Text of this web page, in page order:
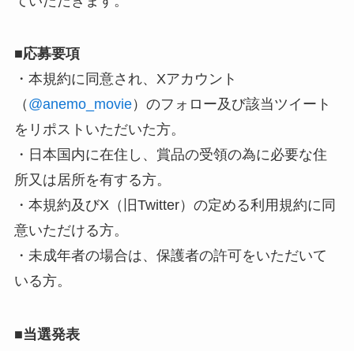
■応募要項
・本規約に同意され、Xアカウント
（ @anemo_movie）のフォロー及び該当ツイート
をリポストいただいた方。
・日本国内に在住し、賞品の受領の為に必要な住
所又は居所を有する方。
・本規約及びX（旧Twitter）の定める利用規約に同
意いただける方。
・未成年者の場合は、保護者の許可をいただいて
いる方。
■当選発表